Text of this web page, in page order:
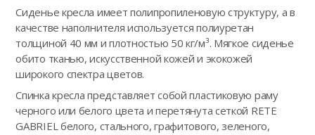
Сиденье кресла имеет полипропиленовую структуру, а в
качестве наполнителя используется полиуретан
толщиной 40 мм и плотностью 50 кг/м³. Мягкое сиденье
обито тканью, искусственной кожей и экокожей
широкого спектра цветов.
Спинка кресла представляет собой пластиковую раму
черного или белого цвета и перетянута сеткой RETE
GABRIEL белого, стального, графитового, зеленого,